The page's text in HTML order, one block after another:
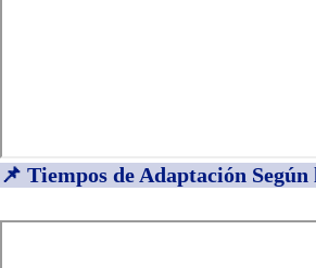
📌 Tiempos de Adaptación